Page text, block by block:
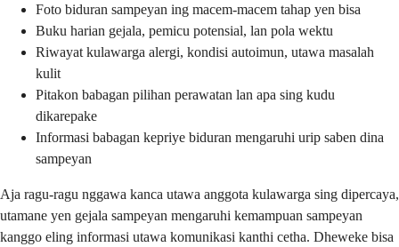
Foto biduran sampeyan ing macem-macem tahap yen bisa
Buku harian gejala, pemicu potensial, lan pola wektu
Riwayat kulawarga alergi, kondisi autoimun, utawa masalah
kulit
Pitakon babagan pilihan perawatan lan apa sing kudu
dikarepake
Informasi babagan kepriye biduran mengaruhi urip saben dina
sampeyan
Aja ragu-ragu nggawa kanca utawa anggota kulawarga sing dipercaya,
utamane yen gejala sampeyan mengaruhi kemampuan sampeyan
kanggo eling informasi utawa komunikasi kanthi cetha. Dheweke bisa